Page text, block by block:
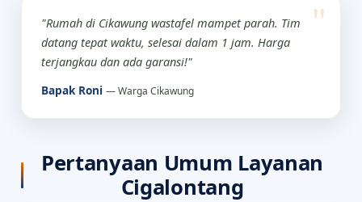
"Rumah di Cikawung wastafel mampet parah. Tim
datang tepat waktu, selesai dalam 1 jam. Harga
terjangkau dan ada garansi!"
Bapak Roni — Warga Cikawung
Pertanyaan Umum Layanan
Cigalontang